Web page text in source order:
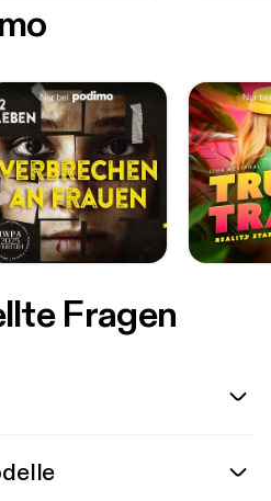
Fragen